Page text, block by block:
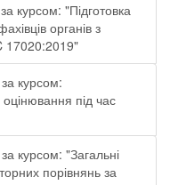
курсом: "Підготовка
органів з
17020:2019"
курсом:
під час
курсом: "Загальні
порівнянь за